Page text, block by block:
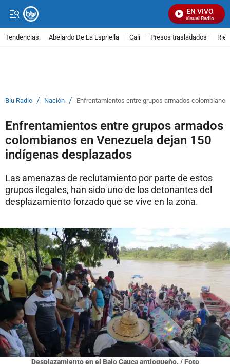
EN VIVO
Señal Visual Radio
Tendencias: Abelardo De La Espriella Cali Presos trasladados
Blu Radio / Nación / Enfrentamientos entre grupos armados
Enfrentamientos entre grupos armados
colombianos en Venezuela dejan 150
indígenas desplazados
Las amenazas de reclutamiento por parte de estos
grupos ilegales, han sido uno de los detonantes del
desplazamiento forzado que se vive en la zona.
Desplazamiento en el Bajo Cauca antioqueño. / Foto